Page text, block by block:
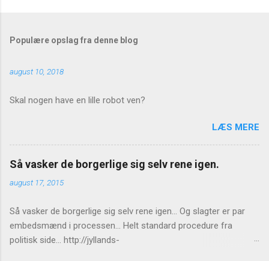
m
t
e
r
Populære opslag fra denne blog
august 10, 2018
Skal nogen have en lille robot ven?
LÆS MERE
Så vasker de borgerlige sig selv rene igen.
august 17, 2015
Så vasker de borgerlige sig selv rene igen... Og slagter er par
embedsmænd i processen... Helt standard procedure fra
politisk side... http://jyllands-